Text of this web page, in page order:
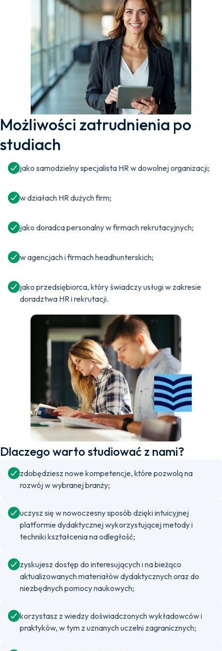
Możliwości zatrudnienia po
studiach
jako samodzielny specjalista HR w dowolnej organizacji;
w działach HR dużych firm;
jako doradca personalny w firmach rekrutacyjnych;
w agencjach i firmach headhunterskich;
jako przedsiębiorca, który świadczy usługi w zakresie
doradztwa HR i rekrutacji.
Dlaczego warto studiować z nami?
zdobędziesz nowe kompetencje, które pozwolą na
rozwój w wybranej branży;
uczysz się w nowoczesny sposób dzięki intuicyjnej
platformie dydaktycznej wykorzystującej metody i
techniki kształcenia na odległość;
zyskujesz dostęp do interesujących i na bieżąco
aktualizowanych materiałów dydaktycznych oraz do
niezbędnych pomocy naukowych;
korzystasz z wiedzy doświadczonych wykładowców i
praktyków, w tym z uznanych uczelni zagranicznych;